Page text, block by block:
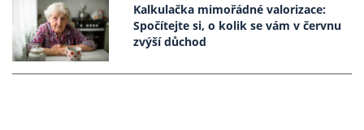
Kalkulačka mimořádné valorizace:
Spočítejte si, o kolik se vám v červnu
zvýší důchod